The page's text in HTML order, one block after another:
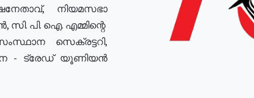
നിയമസഭാ
പി. ഐ. എമ്മിന്റെ
സെക്രട്ടറി,
- ട്രേഡ് യൂണിയൻ